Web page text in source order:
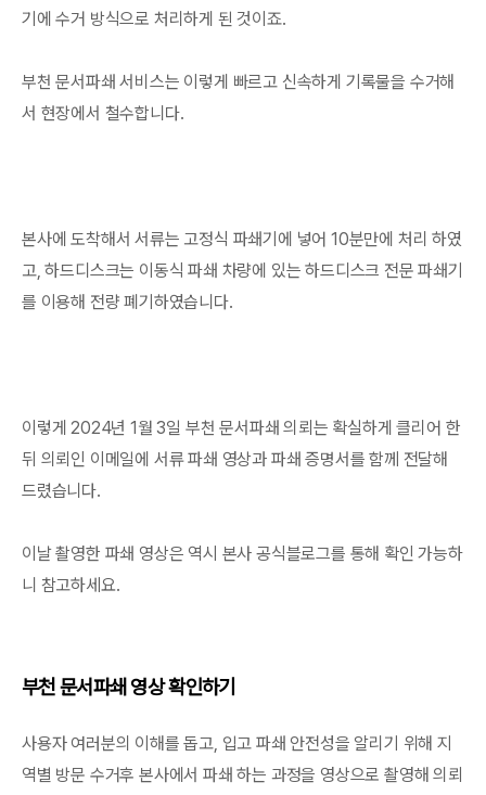
기에 수거 방식으로 처리하게 된 것이죠.
부천 문서파쇄 서비스는 이렇게 빠르고 신속하게 기록물을 수거해
서 현장에서 철수합니다.
본사에 도착해서 서류는 고정식 파쇄기에 넣어 10분만에 처리 하였
고, 하드디스크는 이동식 파쇄 차량에 있는 하드디스크 전문 파쇄기
를 이용해 전량 폐기하였습니다.
이렇게 2024년 1월 3일 부천 문서파쇄 의뢰는 확실하게 클리어 한
뒤 의뢰인 이메일에 서류 파쇄 영상과 파쇄 증명서를 함께 전달해
드렸습니다.
이날 촬영한 파쇄 영상은 역시 본사 공식블로그를 통해 확인 가능하
니 참고하세요.
부천 문서파쇄 영상 확인하기
사용자 여러분의 이해를 돕고, 입고 파쇄 안전성을 알리기 위해 지
역별 방문 수거후 본사에서 파쇄 하는 과정을 영상으로 촬영해 의뢰